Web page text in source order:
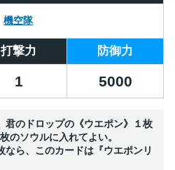
機空隊
打撃力 防御力
1 5000
君のドロップの《ウエポン》１枚
のソウルに入れてよい。
ら、このカードは『ウエポンリ